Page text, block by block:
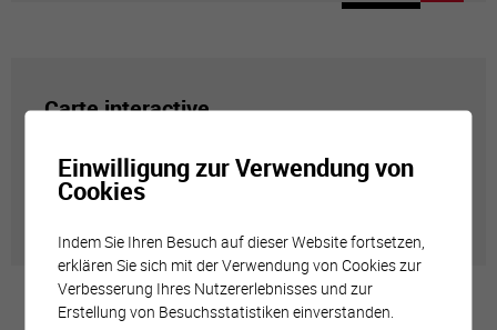
Carte interactive
Géolocalisation de tous les points d'intérêt de la Ville
de Sierre.
Einwilligung zur Verwendung von
Cookies
Indem Sie Ihren Besuch auf dieser Website fortsetzen,
erklären Sie sich mit der Verwendung von Cookies zur
Verbesserung Ihres Nutzererlebnisses und zur
Erstellung von Besuchsstatistiken einverstanden.